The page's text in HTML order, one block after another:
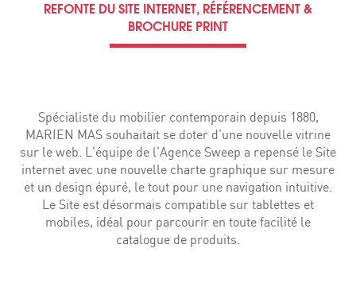
REFONTE DU SITE INTERNET, RÉFÉRENCEMENT &
BROCHURE PRINT
Spécialiste du mobilier contemporain depuis 1880,
MARIEN MAS souhaitait se doter d’une nouvelle vitrine
sur le web. L’équipe de l’Agence Sweep a repensé le Site
internet avec une nouvelle charte graphique sur mesure
et un design épuré, le tout pour une navigation intuitive.
Le Site est désormais compatible sur tablettes et
mobiles, idéal pour parcourir en toute facilité le
catalogue de produits.